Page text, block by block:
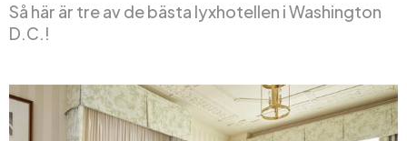
Så här är tre av de bästa lyxhotellen i Washington
D.C.!